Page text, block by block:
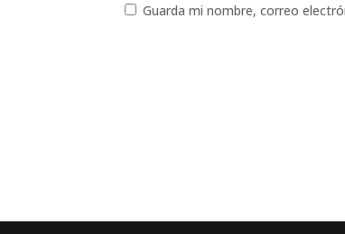
Guarda mi nombre, correo